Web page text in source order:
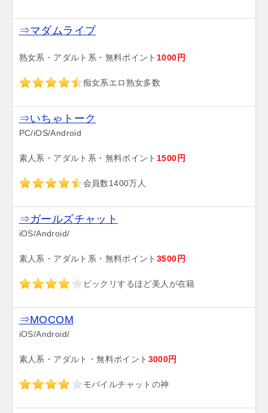
⇒マダムライブ
熟女系・アダルト系・無料ポイント 1000円
痴女系エロ熟女多数
⇒いちゃトーク
PC/iOS/Android
素人系・アダルト系・無料ポイント 1500円
会員数1400万人
⇒ガールズチャット
iOS/Android/
素人系・アダルト系・無料ポイント 3500円
ビックリするほど美人が在籍
⇒MOCOM
iOS/Android/
素人系・アダルト・無料ポイント 3000円
モバイルチャットの神